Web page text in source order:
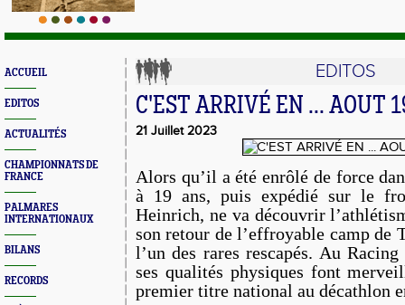
ACCUEIL
EDITOS
ACTUALITÉS
CHAMPIONNATS DE
FRANCE
PALMARES
INTERNATIONAUX
BILANS
RECORDS
EDITOS
C'EST ARRIVÉ EN ... AOUT
21 Juillet 2023
Alors qu’il a été enrôlé de force
à 19 ans, puis expédié sur le
Heinrich, ne va découvrir
son retour de l’effroyable camp de
l’un des rares rescapés. Au
ses qualités physiques font
premier titre national au décathlon